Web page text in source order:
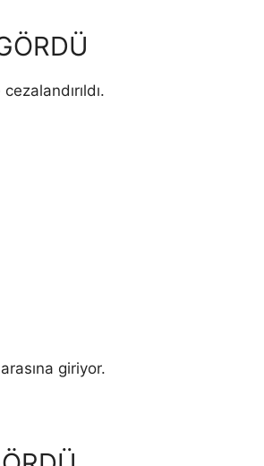
giriyor.